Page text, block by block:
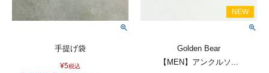
手提げ袋
¥5税込
Golden Bear
【MEN】アンクルソ...